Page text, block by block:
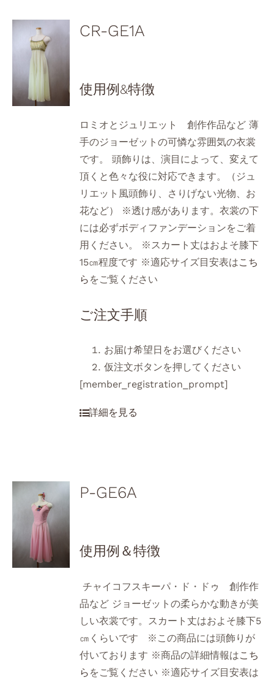
CR-GE1A
使用例&特徴
ロミオとジュリエット 創作作品など 薄
手のジョーゼットの可憐な雰囲気の衣裳
です。 頭飾りは、演目によって、変えて
頂くと色々な役に対応できます。（ジュ
リエット風頭飾り、さりげない光物、お
花など） ※透け感があります。衣裳の下
には必ずボディファンデーションをご着
用ください。 ※スカート丈はおよそ膝下
15㎝程度です ※適応サイズ目安表はこち
ら をご覧ください
ご注文手順
お届け希望日をお選びください
仮注文ボタンを押してください
[member_registration_prompt]
P-GE6A
使用例＆特徴
チャイコフスキーパ・ド・ドゥ 創作作
品など ジョーゼットの柔らかな動きが美
しい衣裳です。スカート丈はおよそ膝下5
㎝くらいです ※この商品には頭飾りが
付いております ※商品の詳細情報はこち
ら をご覧ください ※適応サイズ目安表は